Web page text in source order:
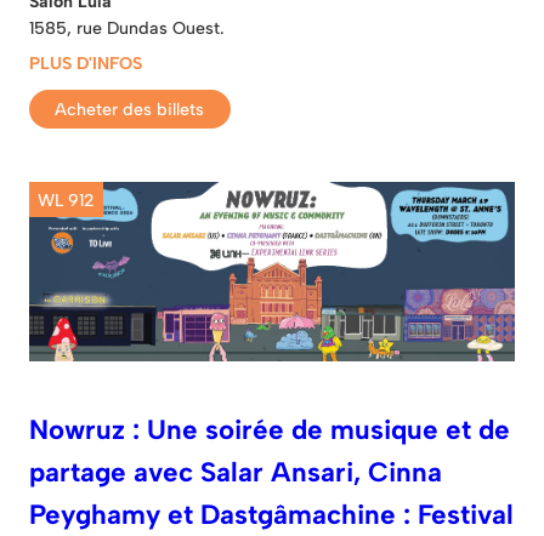
1585, rue Dundas Ouest.
PLUS D'INFOS
Acheter des billets
WL 912
Nowruz : Une soirée de musique et de
partage avec Salar Ansari, Cinna
Peyghamy et Dastgâmachine : Festival